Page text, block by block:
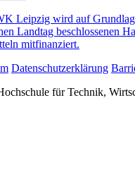
Leipzig wird auf
Landtag beschlossenen
mitfinanziert.
Datenschutzerklärung
für Technik,